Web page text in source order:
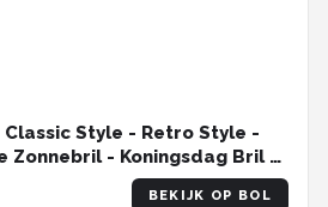
Style - Retro Style -
Zonnebril - Koningsdag Bril –
- EK - WK - UV400 -
BEKIJK OP BOL